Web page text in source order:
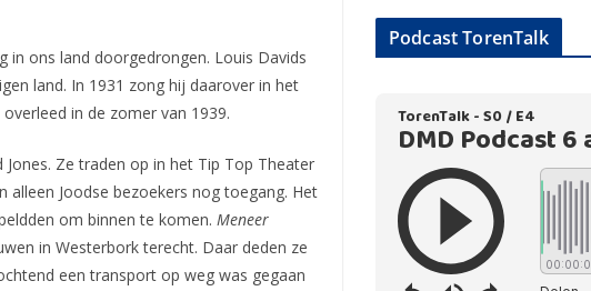
in ons land doorgedrongen. Louis Davids
land. In 1931 zong hij daarover in het
in de zomer van 1939.
Ze traden op in het Tip Top Theater
alleen Joodse bezoekers nog toegang. Het
om binnen te komen. Meneer
in Westerbork terecht. Daar deden ze
een transport op weg was gegaan
Podcast TorenTalk